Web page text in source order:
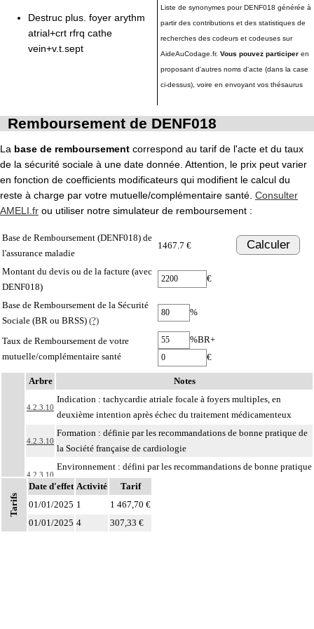
Destruc plus. foyer arythm
atrial+crt rfrq cathe
vein+v.t.sept
Liste de synonymes pour DENF018 générée à
partir des contributions et des statistiques de
recherches des codeurs et codeuses sur
AideAuCodage.fr. Vous pouvez participer en
proposant d'autres noms d'acte (dans la case
ci-dessus), voire en envoyant vos thésaurus
Remboursement de DENF018
La base de remboursement correspond au tarif de l'acte et du taux
de la sécurité sociale à une date donnée. Attention, le prix peut varier
en fonction de coefficients modificateurs qui modifient le calcul du
reste à charge par votre mutuelle/complémentaire santé. Consulter
AMELI.fr ou utiliser notre simulateur de remboursement :
Base de Remboursement (DENF018) de
l'assurance maladie
1467.7 € Calculer
Montant du devis ou de la facture (avec
DENF018)
€
Base de Remboursement de la Sécurité
Sociale (BR ou BRSS) (?)
%
Taux de Remboursement de votre
mutuelle/complémentaire santé
%BR+
€
Arbre Notes
4.2.3.10
Indication : tachycardie atriale focale à foyers multiples, en
deuxième intention après échec du traitement médicamenteux
4.2.3.10
Formation : définie par les recommandations de bonne pratique de
la Société française de cardiologie
4.2.3.10
Environnement : défini par les recommandations de bonne pratique
de la Société française de cardiologie
Facturation : établissement de santé titulaire d'une autorisation
endovasculaire, en cardiologie
Tarifs
Date d'effet Activité
Tarif
01/01/2025 1
1 467,70 €
01/01/2025 4 307,33 €